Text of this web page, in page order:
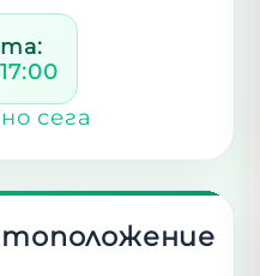
сега